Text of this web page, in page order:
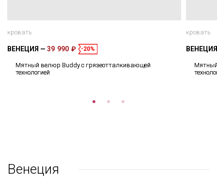
кровать
ВЕНЕЦИЯ 39 990 ₽ -20%
Мятный велюр Buddy с грязеотталкивающей
технологией
кровать
Венеция